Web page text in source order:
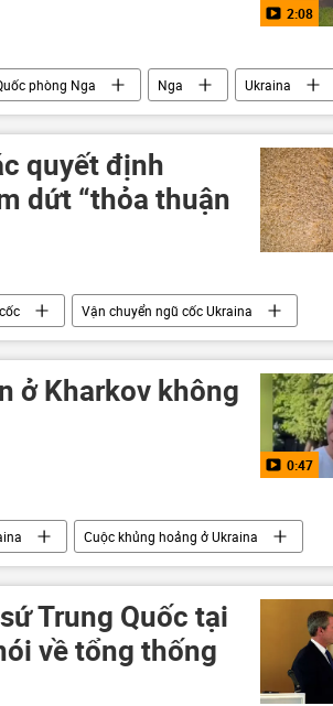
2:08
phòng Nga Nga
Ukraina
Quân đội Nga
lực lượng vũ trang Nga
quyết định
dứt “thỏa thuận
Vận chuyển ngũ cốc Ukraina
Thế giới Thổ Nhĩ Kỳ NATO
ở Kharkov không
0:47
Cuộc khủng hoảng ở Ukraina
LNR, Zaporozhye và Kherson vào Nga
Vladimir Zelensky
Vladimir Putin
Trung Quốc tại
về tổng thống